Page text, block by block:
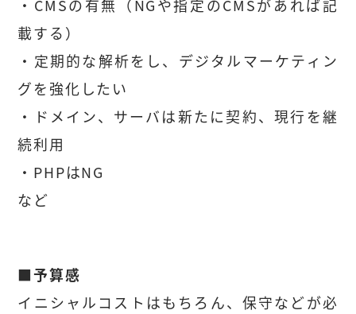
・CMSの有無（NGや指定のCMSがあれば記
載する）
・定期的な解析をし、デジタルマーケティン
グを強化したい
・ドメイン、サーバは新たに契約、現行を継
続利用
・PHPはNG
など
■予算感
イニシャルコストはもちろん、保守などが必